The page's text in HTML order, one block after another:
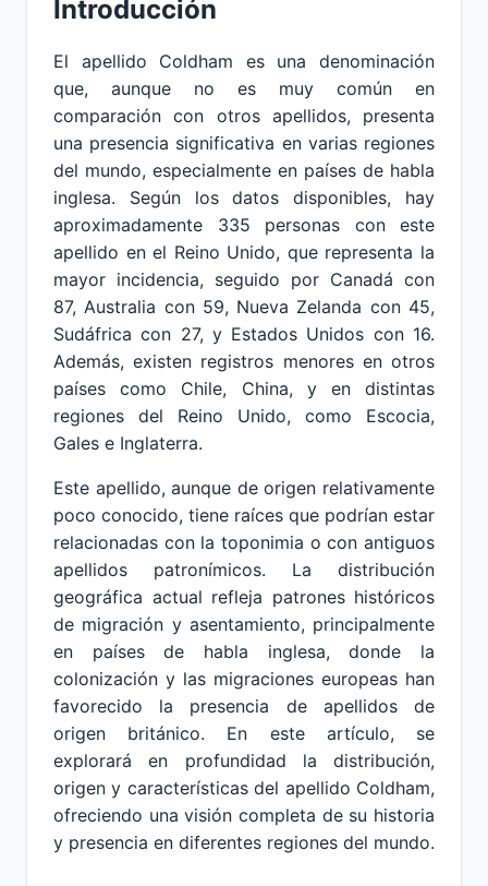
Introducción
El apellido Coldham es una denominación
que, aunque no es muy común en
comparación con otros apellidos, presenta
una presencia significativa en varias regiones
del mundo, especialmente en países de habla
inglesa. Según los datos disponibles, hay
aproximadamente 335 personas con este
apellido en el Reino Unido, que representa la
mayor incidencia, seguido por Canadá con
87, Australia con 59, Nueva Zelanda con 45,
Sudáfrica con 27, y Estados Unidos con 16.
Además, existen registros menores en otros
países como Chile, China, y en distintas
regiones del Reino Unido, como Escocia,
Gales e Inglaterra.
Este apellido, aunque de origen relativamente
poco conocido, tiene raíces que podrían estar
relacionadas con la toponimia o con antiguos
apellidos patronímicos. La distribución
geográfica actual refleja patrones históricos
de migración y asentamiento, principalmente
en países de habla inglesa, donde la
colonización y las migraciones europeas han
favorecido la presencia de apellidos de
origen británico. En este artículo, se
explorará en profundidad la distribución,
origen y características del apellido Coldham,
ofreciendo una visión completa de su historia
y presencia en diferentes regiones del mundo.